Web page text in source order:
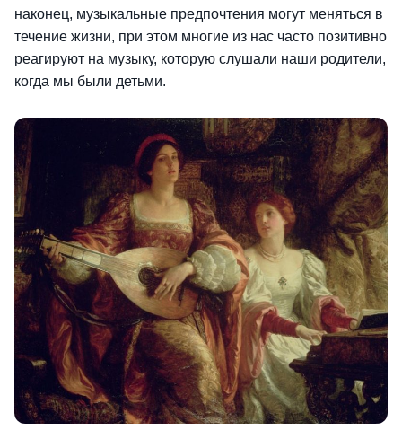
наконец, музыкальные предпочтения могут меняться в
течение жизни, при этом многие из нас часто позитивно
реагируют на музыку, которую слушали наши родители,
когда мы были детьми.